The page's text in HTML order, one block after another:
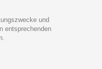
und
entsprechenden